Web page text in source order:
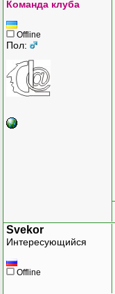
Команда клуба
Offline
Пол:
Svekor
Интересующийся
Offline